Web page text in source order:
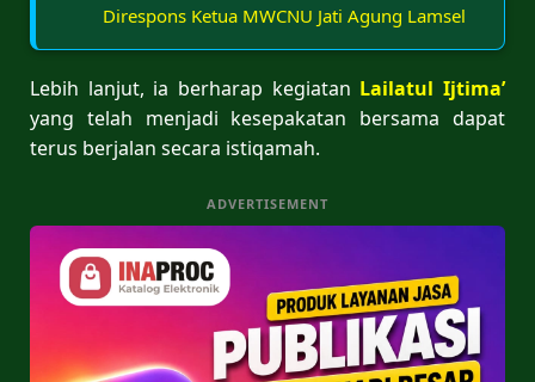
Direspons Ketua MWCNU Jati Agung Lamsel
Lebih lanjut, ia berharap kegiatan Lailatul Ijtima’
yang telah menjadi kesepakatan bersama dapat
terus berjalan secara istiqamah.
ADVERTISEMENT